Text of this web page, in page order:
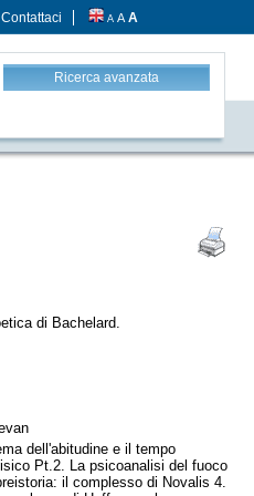
Contattaci A A A
Ricerca avanzata